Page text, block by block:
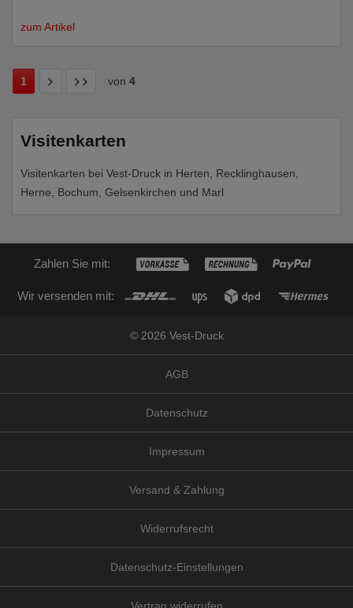
zum Artikel
1 von 4
Visitenkarten
Visitenkarten bei Vest-Druck in Herten, Recklinghausen,
Herne, Bochum, Gelsenkirchen und Marl
Zahlen Sie mit:
Wir versenden mit:
© 2026 Vest-Druck
AGB
Datenschutz
Impressum
Versand & Zahlung
Widerrufsrecht
Datenschutz-Einstellungen